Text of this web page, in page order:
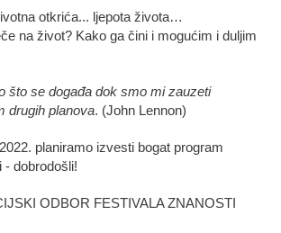
otkrića... ljepota života…
na život? Kako ga čini i mogućim i duljim
što se događa dok smo mi zauzeti
drugih planova. (John Lennon)
planiramo izvesti bogat program
- dobrodošli!
ODBOR FESTIVALA ZNANOSTI